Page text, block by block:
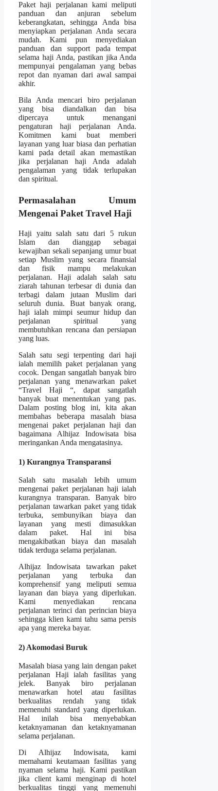
Paket haji perjalanan kami meliputi
panduan dan anjuran sebelum
keberangkatan, sehingga Anda bisa
menyiapkan perjalanan Anda secara
mudah. Kami pun menyediakan
panduan dan support pada tempat
selama haji Anda, pastikan jika Anda
mempunyai pengalaman yang bebas
repot dan nyaman dari awal sampai
akhir.
Bila Anda mencari biro perjalanan
yang bisa diandalkan dan bisa
dipercaya untuk menangani
pengaturan haji perjalanan Anda.
Komitmen kami buat memberi
layanan yang luar biasa dan perhatian
kami pada detail akan memastikan
jika perjalanan haji Anda adalah
pengalaman yang tidak terlupakan
dan spiritual.
Permasalahan Umum
Mengenai Paket Travel Haji
Haji yaitu salah satu dari 5 rukun
Islam dan dianggap sebagai
kewajiban sekali sepanjang umur buat
setiap Muslim yang secara finansial
dan fisik mampu melakukan
perjalanan. Haji adalah salah satu
ziarah tahunan terbesar di dunia dan
terbagi dalam jutaan Muslim dari
seluruh dunia. Buat banyak orang,
haji ialah mimpi seumur hidup dan
perjalanan spiritual yang
membutuhkan rencana dan persiapan
yang luas.
Salah satu segi terpenting dari haji
ialah memilih paket perjalanan yang
cocok. Dengan sangatlah banyak biro
perjalanan yang menawarkan paket
“Travel Haji “, dapat sangatlah
banyak buat menentukan yang pas.
Dalam posting blog ini, kita akan
membahas beberapa masalah biasa
mengenai paket perjalanan haji dan
bagaimana Alhijaz Indowisata bisa
meringankan Anda mengatasinya.
1) Kurangnya Transparansi
Salah satu masalah lebih umum
mengenai paket perjalanan haji ialah
kurangnya transparan. Banyak biro
perjalanan tawarkan paket yang tidak
terbuka, sembunyikan biaya dan
layanan yang mesti dimasukkan
dalam paket. Hal ini bisa
mengakibatkan biaya dan masalah
tidak terduga selama perjalanan.
Alhijaz Indowisata tawarkan paket
perjalanan yang terbuka dan
komprehensif yang meliputi semua
layanan dan biaya yang diperlukan.
Kami menyediakan rencana
perjalanan terinci dan perincian biaya
sehingga klien kami tahu sama persis
apa yang mereka bayar.
2) Akomodasi Buruk
Masalah biasa yang lain dengan paket
perjalanan Haji ialah fasilitas yang
jelek. Banyak biro perjalanan
menawarkan hotel atau fasilitas
berkualitas rendah yang tidak
memenuhi standard yang diperlukan.
Hal inilah bisa menyebabkan
ketaknyamanan dan ketaknyamanan
selama perjalanan.
Di Alhijaz Indowisata, kami
memahami keutamaan fasilitas yang
nyaman selama haji. Kami pastikan
jika client kami menginap di hotel
berkualitas tinggi yang memenuhi